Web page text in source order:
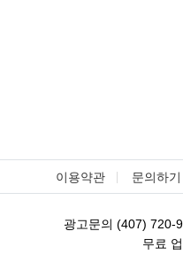
이용약관 문의하기
광고문의 (407) 720-
무료